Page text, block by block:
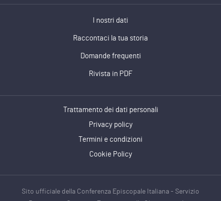
I nostri dati
Raccontaci la tua storia
Domande frequenti
Rivista in PDF
Trattamento dei dati personali
Privacy policy
Termini e condizioni
Cookie Policy
Sito ufficiale della Conferenza Episcopale Italiana - Servizio